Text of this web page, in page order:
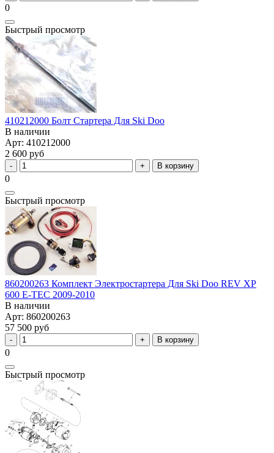
0
Быстрый просмотр
410212000 Болт Стартера Для Ski Doo
В наличии
Арт: 410212000
2 600 руб
В корзину
0
Быстрый просмотр
860200263 Комплект Электростартера Для Ski Doo REV XP
600 E-TEC 2009-2010
В наличии
Арт: 860200263
57 500 руб
В корзину
0
Быстрый просмотр